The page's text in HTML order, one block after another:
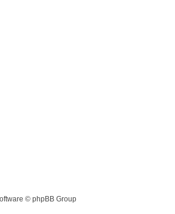
© phpBB Group